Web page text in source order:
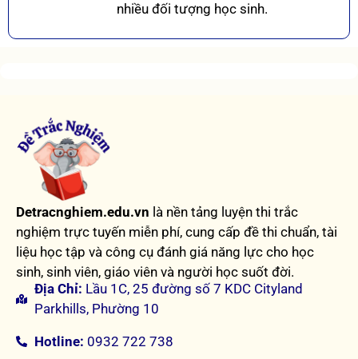
nhiều đối tượng học sinh.
Detracnghiem.edu.vn là nền tảng luyện thi trắc
nghiệm trực tuyến miễn phí, cung cấp đề thi chuẩn, tài
liệu học tập và công cụ đánh giá năng lực cho học
sinh, sinh viên, giáo viên và người học suốt đời.
Địa Chỉ: Lầu 1C, 25 đường số 7 KDC Cityland
Parkhills, Phường 10
Hotline: 0932 722 738